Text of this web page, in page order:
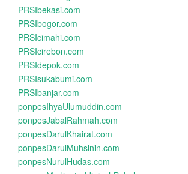
PRSIbekasi.com
PRSIbogor.com
PRSIcimahi.com
PRSIcirebon.com
PRSIdepok.com
PRSIsukabumi.com
PRSIbanjar.com
ponpesIhyaUlumuddin.com
ponpesJabalRahmah.com
ponpesDarulKhairat.com
ponpesDarulMuhsinin.com
ponpesNurulHudas.com